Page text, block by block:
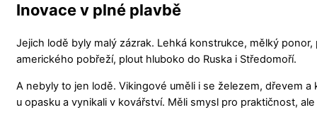
Inovace v plné plavbě
Jejich lodě byly malý zázrak. Lehká konstrukce, mělký
amerického pobřeží, plout hluboko do Ruska i Středomoří.
A nebyly to jen lodě. Vikingové uměli i se železem, dřevem
u opasku a vynikali v kovářství. Měli smysl pro praktičnost,